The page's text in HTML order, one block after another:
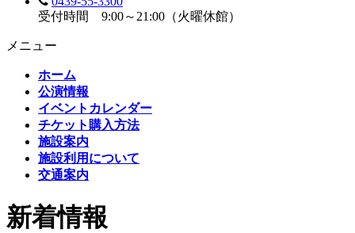
受付時間 9:00～21:00（火曜休館）
メニュー
ホーム
公演情報
イベントカレンダー
チケット購入方法
施設案内
施設利用について
交通案内
新着情報